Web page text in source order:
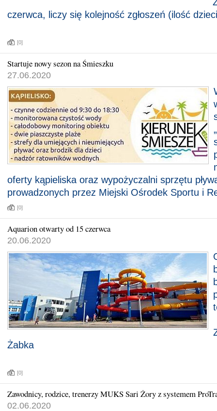
czerwca, liczy się kolejność zgłoszeń (ilość
[0]
Startuje nowy sezon na Śmieszku
27.06.2020
oferty kąpieliska oraz wypożyczalni sprzętu
prowadzonych przez Miejski Ośrodek Sportu i
[0]
Aquarion otwarty od 15 czerwca
20.06.2020
Żabka
[0]
Zawodnicy, rodzice, trenerzy MUKS Sari Żory z systemem
02.06.2020